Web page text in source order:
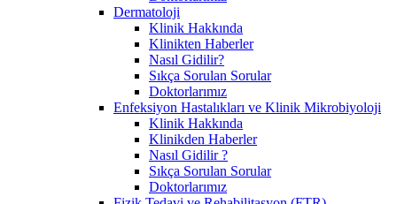
Dermatoloji
Klinik Hakkında
Klinikten Haberler
Nasıl Gidilir?
Sıkça Sorulan Sorular
Doktorlarımız
Enfeksiyon Hastalıkları ve Klinik Mikrobiyoloji
Klinik Hakkında
Klinikden Haberler
Nasıl Gidilir ?
Sıkça Sorulan Sorular
Doktorlarımız